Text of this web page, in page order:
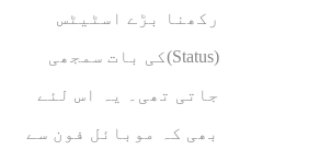
رکھنا بڑے اسٹیٹس
(Status)کی بات سمجھی
جاتی تھی۔ یہ اس لئے
بھی کہ موبائل فون سے